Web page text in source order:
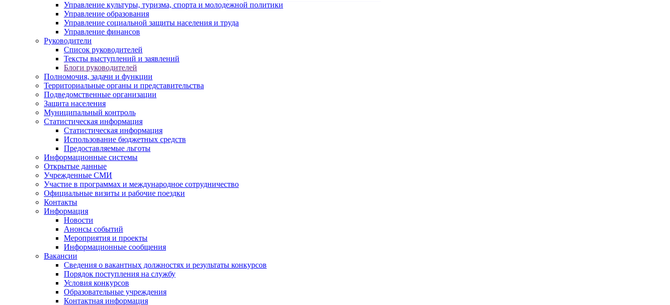
Управление культуры, туризма, спорта и молодежной политики
Управление образования
Управление социальной защиты населения и труда
Управление финансов
Руководители
Список руководителей
Тексты выступлений и заявлений
Блоги руководителей
Полномочия, задачи и функции
Территориальные органы и представительства
Подведомственные организации
Защита населения
Муниципальный контроль
Статистическая информация
Статистическая информация
Использование бюджетных средств
Предоставляемые льготы
Информационные системы
Открытые данные
Учрежденные СМИ
Участие в программах и международное сотрудничество
Официальные визиты и рабочие поездки
Контакты
Информация
Новости
Анонсы событий
Мероприятия и проекты
Информационные сообщения
Вакансии
Сведения о вакантных должностях и результаты конкурсов
Порядок поступления на службу
Условия конкурсов
Образовательные учреждения
Контактная информация